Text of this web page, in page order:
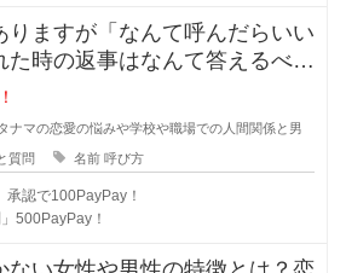
りますが「なんて呼んだらいい
た時の返事はなんて答えるべき
+さん」付け？
ナマの恋愛の悩みや学校や職場での人間関係と男
質問 名前 呼び方
承認で100PayPay！
500PayPay！